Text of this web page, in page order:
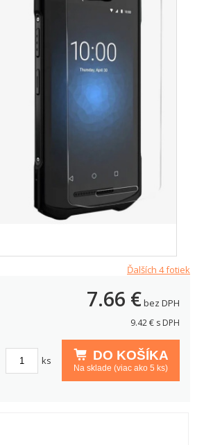
Ďalších 4 fotiek
7.66 €bez DPH
9.42€ s DPH
DO KOŠÍKA
Na sklade (viac ako 5 ks)
ks